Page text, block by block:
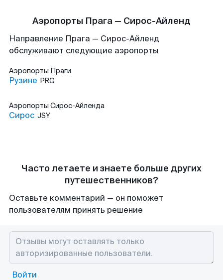
Аэропорты Прага — Сирос-Айленд
Направление Прага — Сирос-Айленд
обслуживают следующие аэропорты
Аэропорты Праги
Рузине PRG
Аэропорты Сирос-Айленда
Сирос JSY
Часто летаете и знаете больше других
путешественников?
Оставьте комментарий — он поможет
пользователям принять решение
Войти